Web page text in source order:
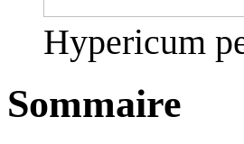
Hypericum
Sommaire